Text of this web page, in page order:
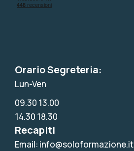
Orario Segreteria:
Lun-Ven
09.30 13.00
14.30 18.30
Recapiti
Email: info@soloformazione.it